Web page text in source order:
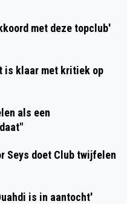
met deze topclub'
is klaar met kritiek op
als een
Seys doet Club twijfelen
is in aantocht'